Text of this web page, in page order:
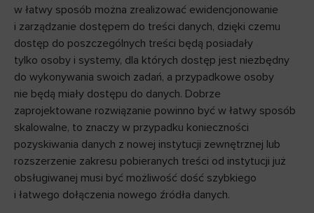
w łatwy sposób można zrealizować ewidencjonowanie
i zarządzanie dostępem do treści danych, dzięki czemu
dostęp do poszczególnych treści będą posiadały
tylko osoby i systemy, dla których dostęp jest niezbędny
do wykonywania swoich zadań, a przypadkowe osoby
nie będą miały dostępu do danych. Dobrze
zaprojektowane rozwiązanie powinno być w łatwy sposób
skalowalne, to znaczy w przypadku konieczności
pozyskiwania danych z nowej instytucji zewnętrznej lub
rozszerzenie zakresu pobieranych treści od instytucji już
obsługiwanej musi być możliwość dość szybkiego
i łatwego dołączenia nowego źródła danych.